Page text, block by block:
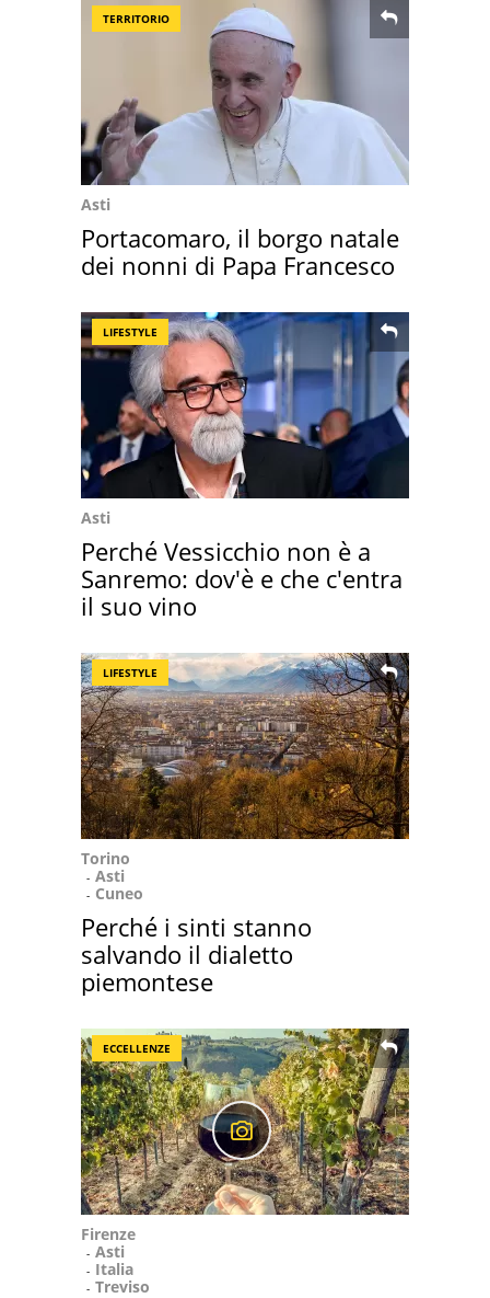
TERRITORIO
Asti
Portacomaro, il borgo natale
dei nonni di Papa Francesco
LIFESTYLE
Asti
Perché Vessicchio non è a
Sanremo: dov'è e che c'entra
il suo vino
LIFESTYLE
Torino
Asti
Cuneo
Perché i sinti stanno
salvando il dialetto
piemontese
ECCELLENZE
Firenze
Asti
Italia
Treviso